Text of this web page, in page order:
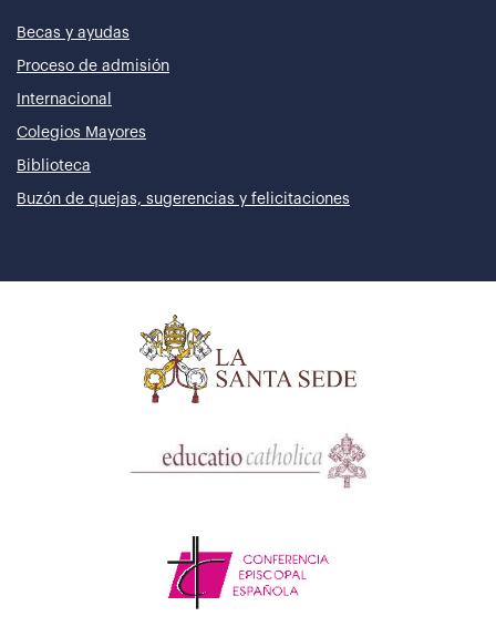
Becas y ayudas
Proceso de admisión
Internacional
Colegios Mayores
Biblioteca
Buzón de quejas, sugerencias y felicitaciones